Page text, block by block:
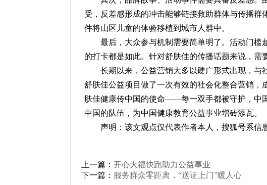
受，反差感形成的冲击能够链接救助群体与传播
件将山区儿童的体验移植到城市人群中。
最后，大众参与机制需要简单明了。活动门槛
的打卡都是如此。针对舒肤佳的传播话题来说，需
长期以来，公益营销大多以硬广形式出现，与
舒肤佳公益项目做了一次有效的社会化整合营销
肤佳健康传中国的使命——每一双手都被守护，中
中国的队伍，为中国健康教育公益事业增砖添瓦。
声明：该文观点仅代表作者本人，搜狐号系信
上一篇： 开心大福快跑助力公益事业
下一篇： 服务群众零距离，“送证上门”暖人心